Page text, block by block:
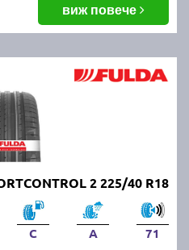
виж повече
2 225/40 R18
C A 71